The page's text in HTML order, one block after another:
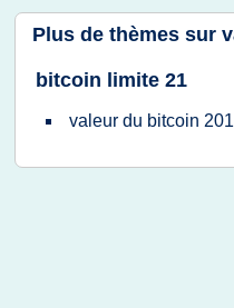
Plus de thèmes sur
bitcoin limite 21
valeur du bitcoin